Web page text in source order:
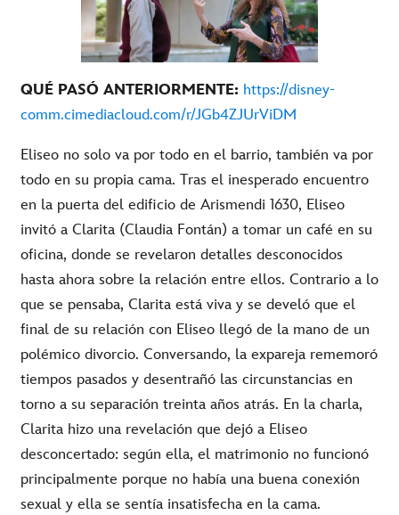
QUÉ PASÓ ANTERIORMENTE: https://disney-
comm.cimediacloud.com/r/JGb4ZJUrViDM
Eliseo no solo va por todo en el barrio, también va por
todo en su propia cama. Tras el inesperado encuentro
en la puerta del edificio de Arismendi 1630, Eliseo
invitó a Clarita (Claudia Fontán) a tomar un café en su
oficina, donde se revelaron detalles desconocidos
hasta ahora sobre la relación entre ellos. Contrario a lo
que se pensaba, Clarita está viva y se develó que el
final de su relación con Eliseo llegó de la mano de un
polémico divorcio. Conversando, la expareja rememoró
tiempos pasados y desentrañó las circunstancias en
torno a su separación treinta años atrás. En la charla,
Clarita hizo una revelación que dejó a Eliseo
desconcertado: según ella, el matrimonio no funcionó
principalmente porque no había una buena conexión
sexual y ella se sentía insatisfecha en la cama.